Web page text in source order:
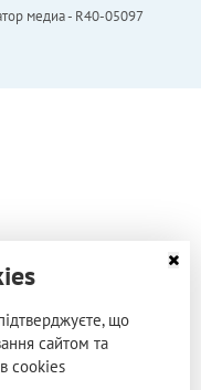
медиа - R40-05097
що
сайтом та
cookies